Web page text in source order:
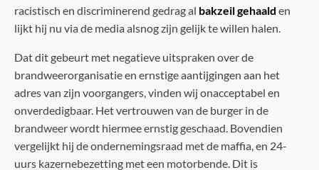
racistisch en discriminerend gedrag al bakzeil gehaald en
lijkt hij nu via de media alsnog zijn gelijk te willen halen.
Dat dit gebeurt met negatieve uitspraken over de
brandweerorganisatie en ernstige aantijgingen aan het
adres van zijn voorgangers, vinden wij onacceptabel en
onverdedigbaar. Het vertrouwen van de burger in de
brandweer wordt hiermee ernstig geschaad. Bovendien
vergelijkt hij de ondernemingsraad met de maffia, en 24-
uurs kazernebezetting met een motorbende. Dit is